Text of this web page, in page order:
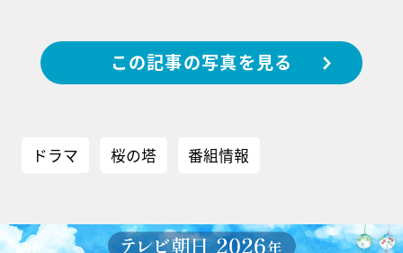
この記事の写真を見る
ドラマ 桜の塔 番組情報